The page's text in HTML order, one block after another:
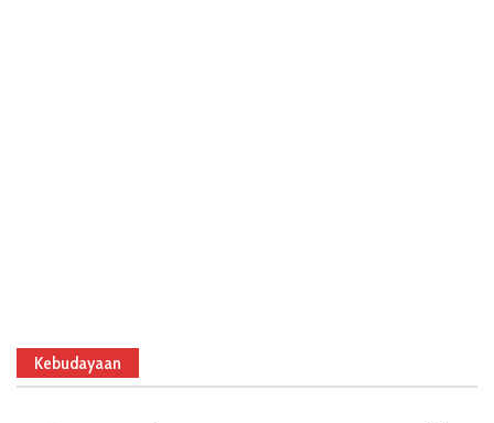
Kebudayaan